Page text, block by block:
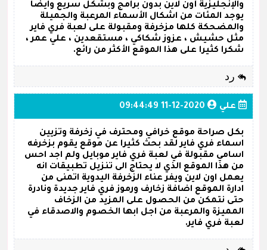
والإنجليزية أون لاين بدون برامج وبشكل سريع وايضا
يوجد المئات من اشكال الأسماء المرعبة والجميلة
والمضحكة كلها مزخرفة ومقبولة على لعبة فري فاير
مثل حشيش ، عزوز شكاكي ، مستقعدين ، علي عمر ،
شكرا كثيرا على هذا الموقع الأكثر من رائع.
رد
علي 2020-12-11 09:44:49
بكل صراحة موقع خرافي ومحترف في زخرفة وتزيين
اسماء فري فاير لقد بحث كثيرا عن موقع يقوم بزخرفه
اسامي مقبولة في لعبة فري فاير موبايل ولم اجد احس
من هذا الموقع الذي لا يحتاج الى تنزيل تطبيقات انه
يعمل اون لاين ويفر عناء الزخرفة اليدوية اتمنى من
ادارة الموقع اضافة زخارف ورموز فري فاير جديدة ونادرة
حتى نتمكن من الحصول على المزيد من الزخاف
المميزة والمرعبة من اجل ابها الخصوم والاصدقاء في
لعبة فري فاير.